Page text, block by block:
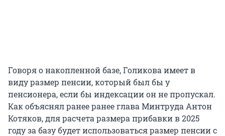
Говоря о накопленной базе, Голикова имеет в
виду размер пенсии, который был бы у
пенсионера, если бы индексации он не пропускал.
Как объяснял ранее ранее глава Минтруда Антон
Котяков, для расчета размера прибавки в 2025
году за базу будет использоваться размер пенсии с